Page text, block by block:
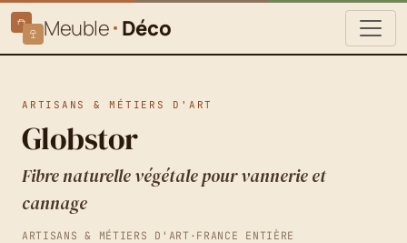
Meuble Déco
ARTISANS & MÉTIERS D'ART
Globstor
Fibre naturelle végétale pour vannerie et
cannage
ARTISANS & MÉTIERS D'ART · FRANCE ENTIÈRE